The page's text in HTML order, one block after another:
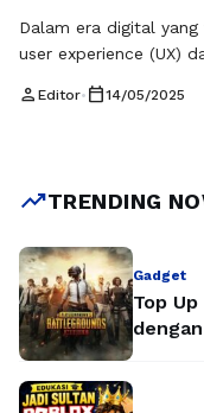
Dalam era digital
user experience (UX)
mata. Masyarakat kini
ke kompetitor. Peran
person Editor• calendar_today14/05/2025
trending_upTRENDING
Gadget
Top